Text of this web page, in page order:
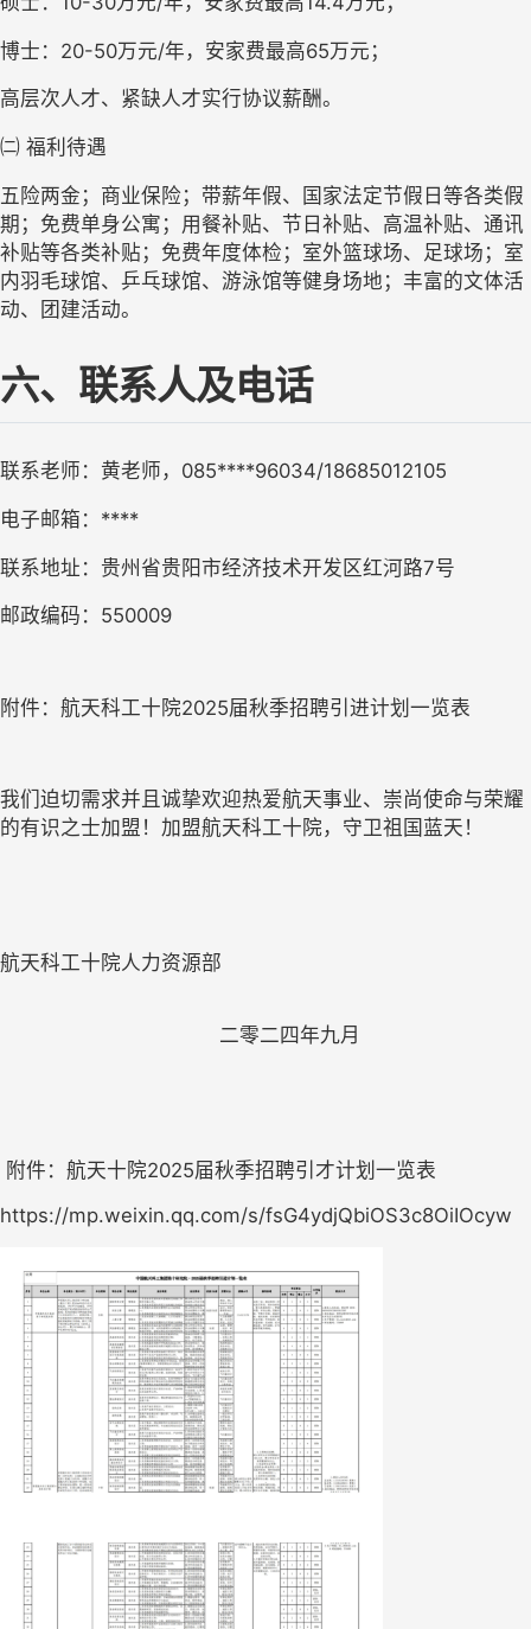
博士： 20-50万元/年，安家费最高65万元；
高层次人才、紧缺人才实行协议薪酬。
㈡ 福利待遇
五险两金；商业保险；带薪年假、国家法定节假日等各类假
期；免费单身公寓；用餐补贴、节日补贴、高温补贴、通讯
补贴等各类补贴；免费年度体检；室外篮球场、足球场；室
内羽毛球馆、乒乓球馆、游泳馆等健身场地；丰富的文体活
动、团建活动。
六、联系人及电话
联系老师：黄老师， 085****96034/18685012105
电子邮箱： ****
联系地址：贵州省贵阳市经济技术开发区红河路7号
邮政编码： 550009
附件：航天科工十院2025届秋季招聘引进计划一览表
我们迫切需求并且诚挚欢迎热爱航天事业、崇尚使命与荣耀
的有识之士加盟！加盟航天科工十院，守卫祖国蓝天！
航天科工十院人力资源部
二零二四年九月
附件：航天十院2025届秋季招聘引才计划一览表
https://mp.weixin.qq.com/s/fsG4ydjQbiOS3c8OiIOcyw